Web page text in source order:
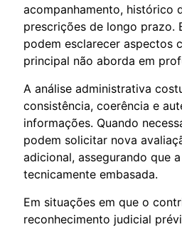
acompanhamento, histórico
prescrições de longo prazo.
podem esclarecer aspectos
principal não aborda em
A análise administrativa
consistência, coerência e
informações. Quando
podem solicitar nova
adicional, assegurando que
tecnicamente embasada.
Em situações em que o
reconhecimento judicial